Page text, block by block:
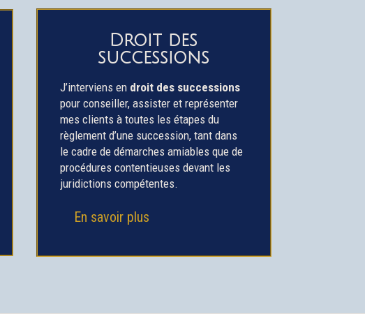
Droit des
successions
J’interviens en droit des successions
pour conseiller, assister et représenter
mes clients à toutes les étapes du
règlement d’une succession, tant dans
le cadre de démarches amiables que de
procédures contentieuses devant les
juridictions compétentes.
En savoir plus